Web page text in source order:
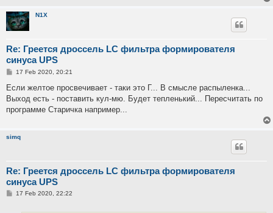
N1X
Re: Греется дроссель LC фильтра формирователя
синуса UPS
P
s
17 Feb 2020, 20:21
Если желтое просвечивает - таки это Г... В смысле распыленка...
Выход есть - поставить кул-мю. Будет тепленький... Пересчитать по
программе Старичка например...
simq
Re: Греется дроссель LC фильтра формирователя
синуса UPS
P17 Feb 2020, 22:22